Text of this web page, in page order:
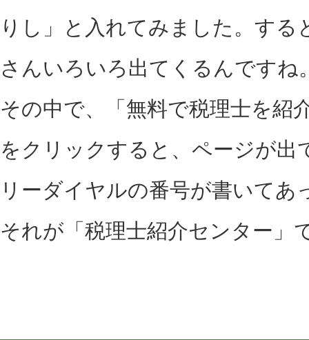
りし」と入れてみました。す
さんいろいろ出てくるんですね
その中で、「無料で税理士を紹
をクリックすると、ページが出
リーダイヤルの番号が書いて
それが「税理士紹介センター」